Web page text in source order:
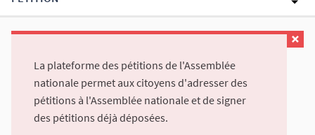
La plateforme des pétitions de l'Assemblée
nationale permet aux citoyens d'adresser des
pétitions à l'Assemblée nationale et de signer
des pétitions déjà déposées.